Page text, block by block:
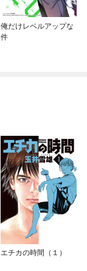
俺だけレベルアップな
件
エチカの時間（１）